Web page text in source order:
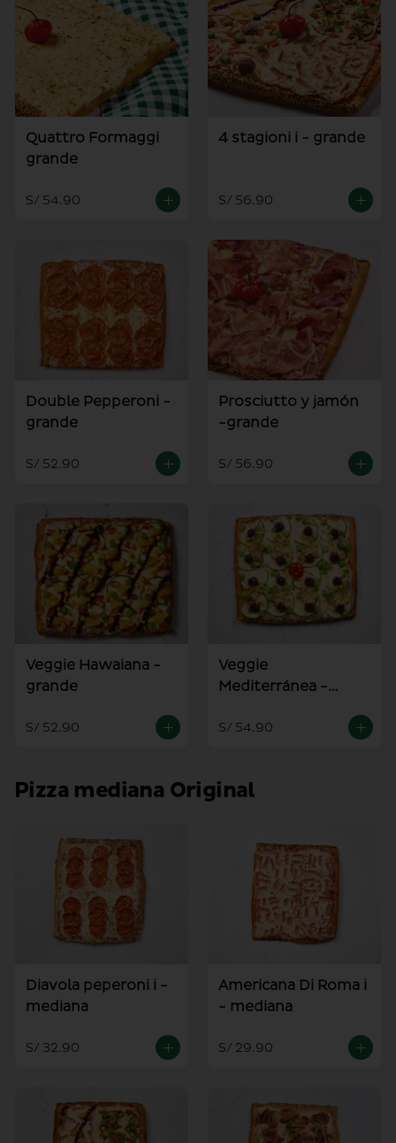
Quattro Formaggi
grande
S/ 54.90
4 stagioni i - grande
S/ 56.90
Double Pepperoni -
grande
S/ 52.90
Prosciutto y jamón
-grande
S/ 56.90
Veggie Hawaiana -
grande
S/ 52.90
Veggie
Mediterránea -
S/ 54.90
Pizza mediana Original
Diavola peperoni i -
mediana
S/ 32.90
Americana Di Roma i
- mediana
S/ 29.90